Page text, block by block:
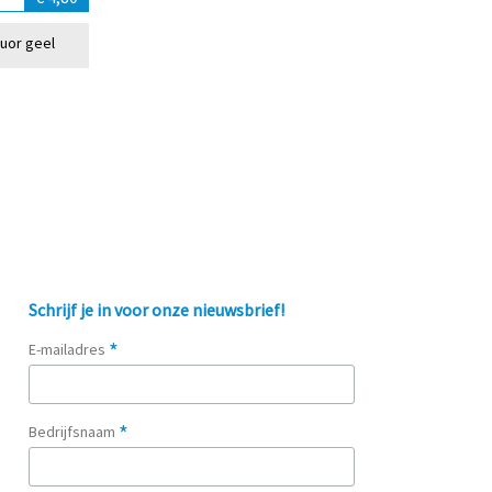
geel
Schrijf je in voor onze nieuwsbrief!
E-mailadres *
Bedrijfsnaam *